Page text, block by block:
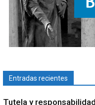
Entradas recientes
Tutela y